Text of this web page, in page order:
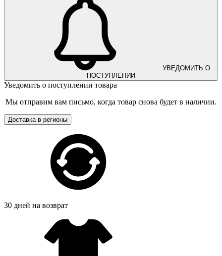
УВЕДОМИТЬ О
ПОСТУПЛЕНИИ
Уведомить о поступлении товара
Мы отправим вам письмо, когда товар снова будет в наличии.
Доставка в регионы
30 дней на возврат